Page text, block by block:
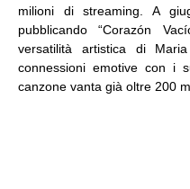
milioni di streaming. A
pubblicando “Corazón
versatilità artistica di
connessioni emotive con i
canzone vanta già oltre 200